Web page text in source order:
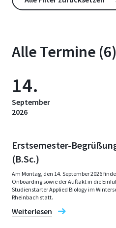
Alle Termine (6)
14.
September
2026
Erstsemester-
(B.Sc.)
Am Montag, den 14. September 2026
Onboarding sowie der Auftakt in die
Studienstarter Applied Biology im
Rheinbach statt.
Weiterlesen